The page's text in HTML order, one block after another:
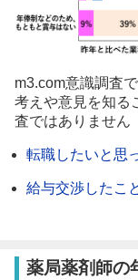
m3.com意識調査
考えや意見を知る
査ではありません
転職したいと思
給与交渉したこ
薬局薬剤師の